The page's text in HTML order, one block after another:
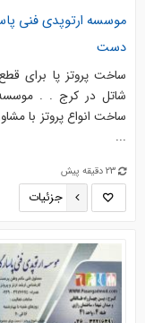
موسسه ارتوپدی فنی
دست
ساخت پروتز پا برای
شاتل در کرج . . موسسه
ساخت انواع پروتز با
...
23 دقیقه پیش
جزئیات